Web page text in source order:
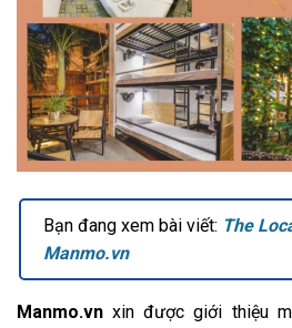
Bạn đang xem bài viết: The
Manmo.vn
Manmo.vn xin được giới thiệu